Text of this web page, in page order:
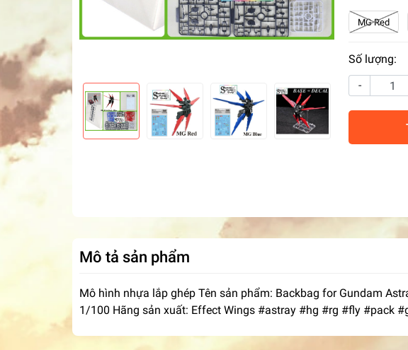
MG Red
Số lượng:
-
Mô tả sản phẩm
Mô hình nhựa lắp ghép Tên sản phẩm: Backbag for Gundam
1/100 Hãng sản xuất: Effect Wings #astray #hg #rg #fly #pack